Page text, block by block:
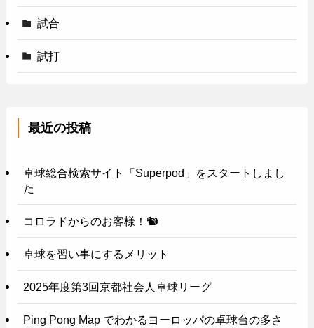
試合
試打
最近の投稿
卓球総合検索サイト「Superpod」をスタートしまし
た
コロラドからのお客様！🐿️
卓球を習い事にするメリット
2025年度第3回京都社会人卓球リーグ
Ping Pong Map でわかるヨーロッパの卓球台の多さ